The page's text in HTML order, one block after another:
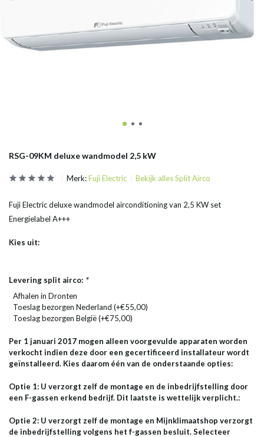
RSG-09KM deluxe wandmodel 2,5 kW
Merk:Fuji Electric Bekijk alles Split Airco
Fuji Electric deluxe wandmodel airconditioning van 2,5 KW set
Energielabel A+++
Kies uit:
Levering split airco: *
Afhalen in Dronten
Toeslag bezorgen Nederland (+€55,00)
Toeslag bezorgen België (+€75,00)
Per 1 januari 2017 mogen alleen voorgevulde apparaten worden
verkocht indien deze door een gecertificeerd installateur wordt
geïnstalleerd. Kies daarom één van de onderstaande opties:
Optie 1: U verzorgt zelf de montage en de inbedrijfstelling door
een F-gassen erkend bedrijf. Dit laatste is wettelijk verplicht.:
Optie 2: U verzorgt zelf de montage en Mijnklimaatshop verzorgt
de inbedrijfstelling volgens het f-gassen besluit. Selecteer